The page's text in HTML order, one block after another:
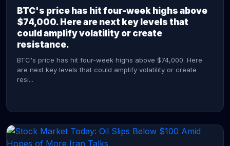
BTC's price has hit four-week highs above
$74,000. Here are next key levels that
could amplify volatility or create
resistance.
BTC's price has hit four-week highs above $74,000. Here
are next key levels that could amplify volatility or create
resi...